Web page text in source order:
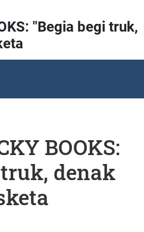
"Begia begi truk,
BOOKS:
denak